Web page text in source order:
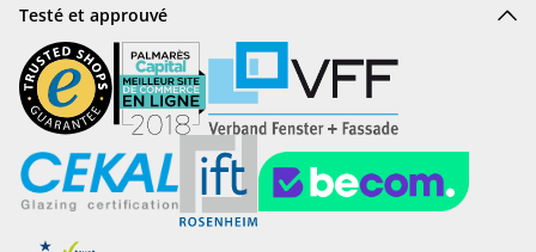
Testé et approuvé